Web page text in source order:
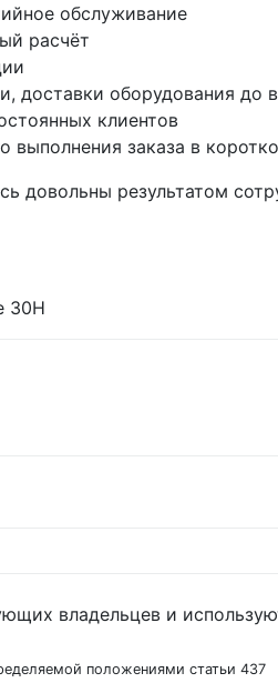
обслуживание
расчёт
доставки оборудования до
клиентов
выполнения заказа в
довольны результатом
30Н
владельцев и
положениями статьи 437